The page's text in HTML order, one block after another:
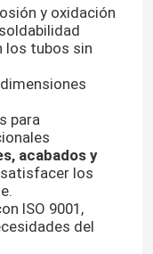
y oxidación
los tubos sin
para
acabados y
los
ISO 9001,
del